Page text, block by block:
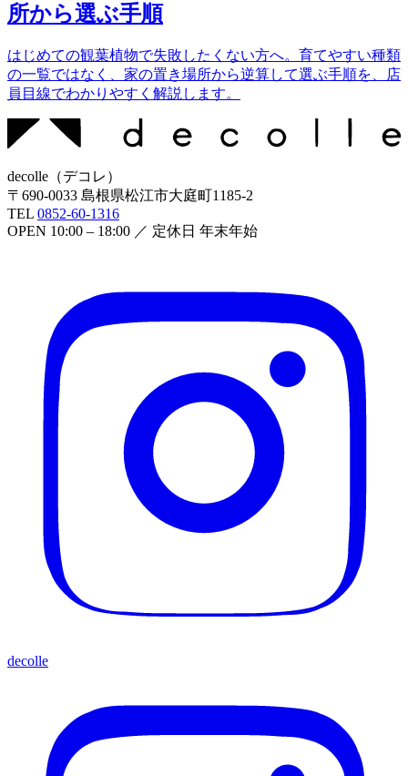
所から選ぶ手順
はじめての観葉植物で失敗したくない方へ。育てやすい種類
の一覧ではなく、家の置き場所から逆算して選ぶ手順を、店
員目線でわかりやすく解説します。
decolle （デコレ ）
〒 690-0033 島根県松江市大庭町1185-2
TEL 0852-60-1316
OPEN 10:00 – 18:00 ／ 定休日 年末年始
decolle